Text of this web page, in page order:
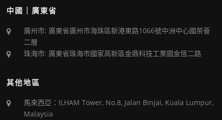
中國｜廣東省
廣州市: 廣東省廣州市海珠區新港東路1066號中洲中心國茶薈
二層
珠海市: 廣東省珠海市國家高新區金鼎科技工業園金恆二路
其他地區
馬來西亞：ILHAM Tower, No.8, Jalan Binjai, Kuala Lumpur,
Malaysia